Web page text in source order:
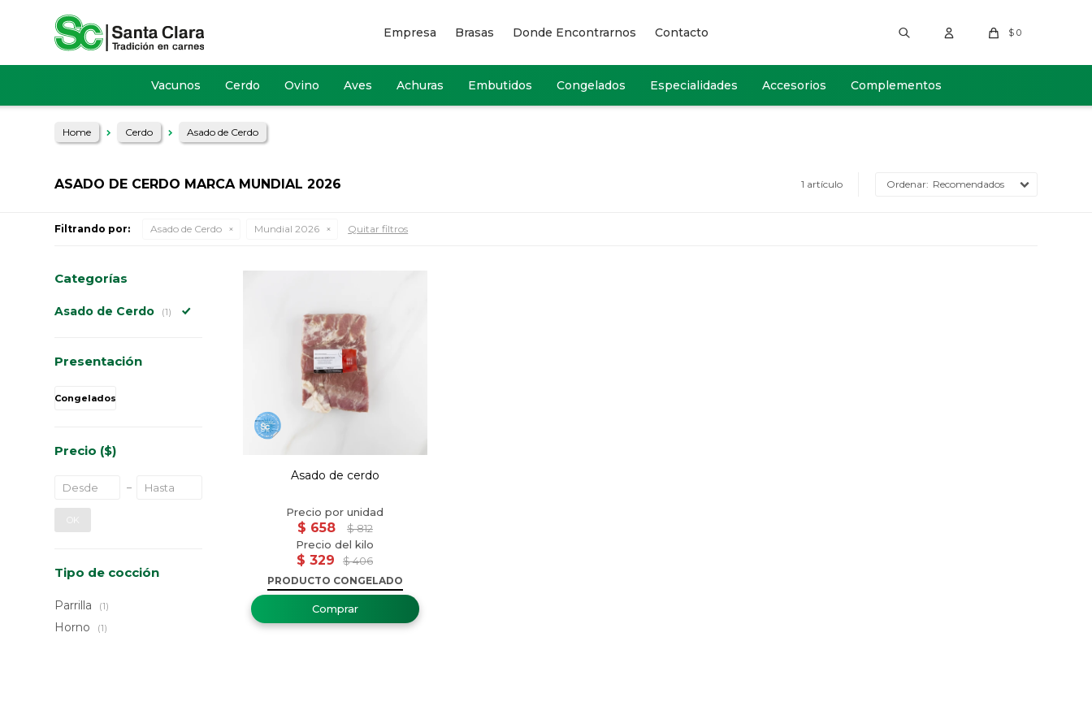
Vacunos Cerdo Ovino Aves Achuras Embutidos Congelados Especialidades Accesorios Complementos
$ 0
Empresa Brasas Donde Encontrarnos Contacto
Home Cerdo Asado de Cerdo
ASADO DE CERDO MARCA MUNDIAL 2026 1 artículo Recomendados
Filtrando por: Asado de Cerdo Mundial 2026 Quitar filtros
Asado de cerdo
$ 329 $ 406
$ 658 $ 812
PRODUCTO CONGELADO
Categorías
Asado de Cerdo (1)
Presentación
Congelados
Precio ($)
OK
Tipo de cocción
Parrilla (1)
Horno (1)